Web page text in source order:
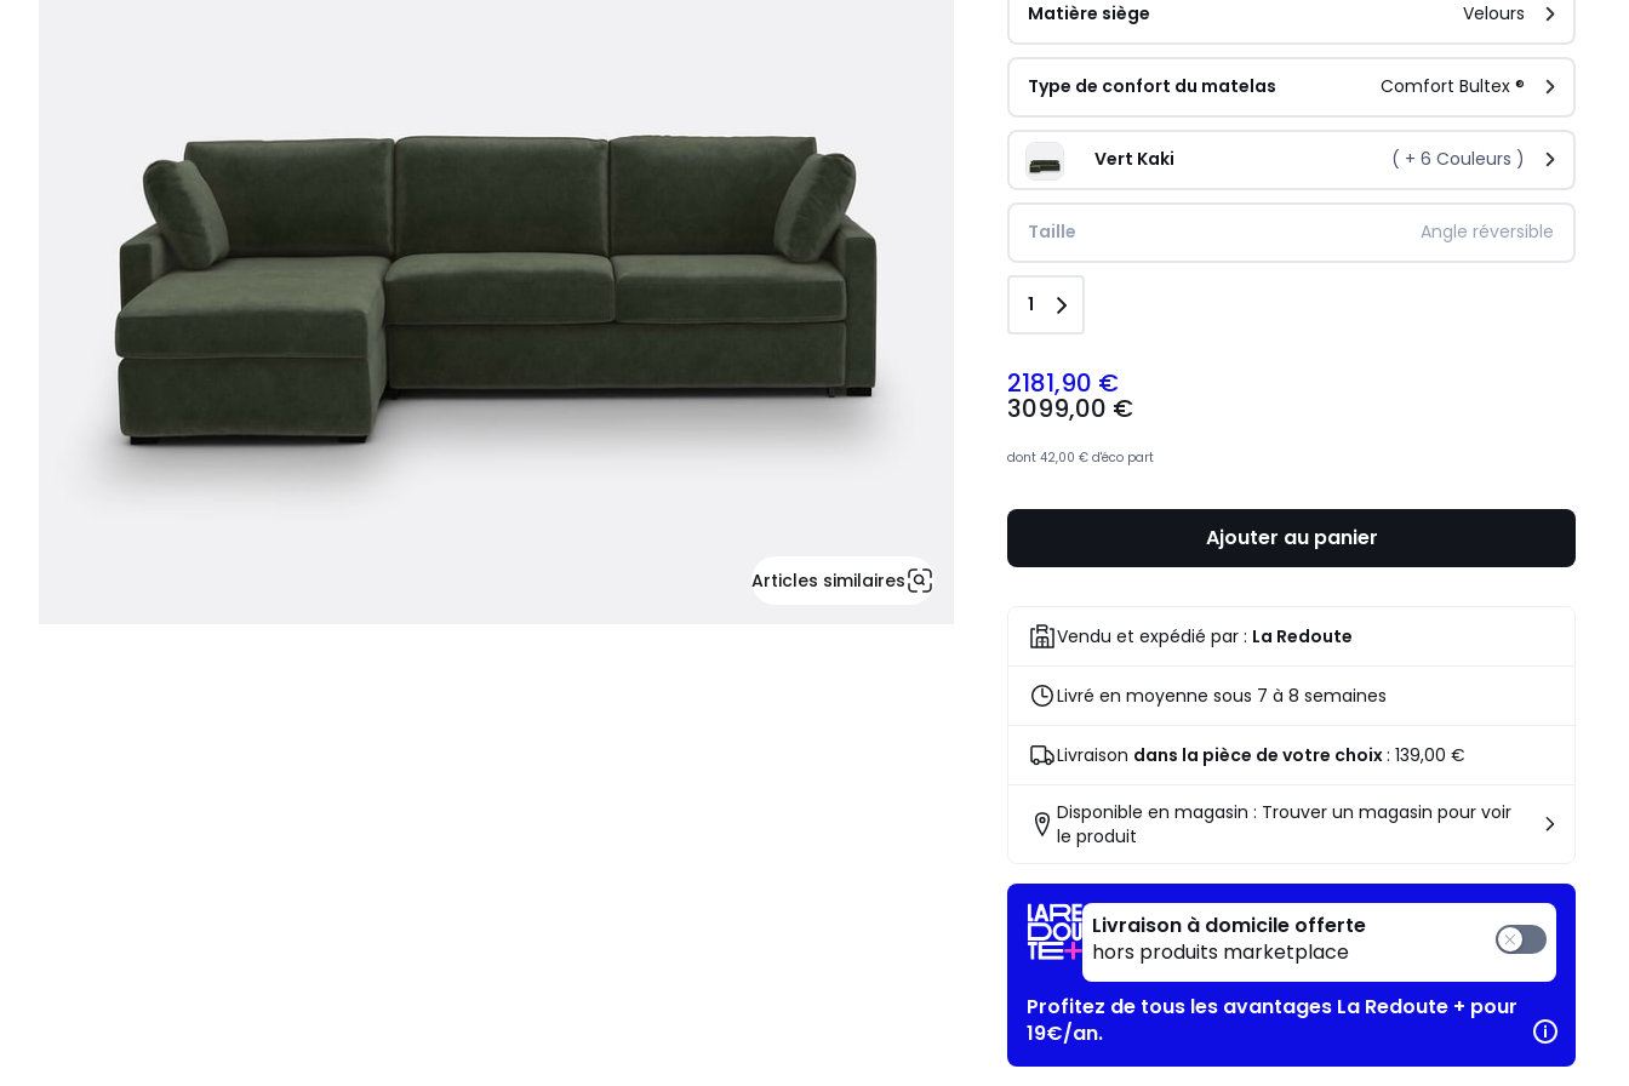
Articles similaires
Matière siège Velours
Type de confort du matelas Comfort Bultex ®
Vert Kaki ( + 6 Couleurs )
Taille Angle réversible
Quantité
1
2181,90 €
3099,00 €
dont42,00 € d'éco part
Ajouter au panier
Vendu et expédié par : La Redoute
Livré en moyenne sous 7 à 8 semaines
Livraison dans la pièce de votre choix:139,00 €
Disponible en magasin : Trouver un magasin pour voir
le produit
Livraison à domicile offerte
hors produits marketplace
Profitez de tous les avantages La Redoute + pour
19€/an.